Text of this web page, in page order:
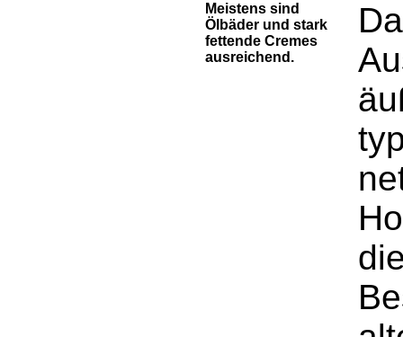
Meistens sind
Ölbäder und stark
fettende Cremes
ausreichend.